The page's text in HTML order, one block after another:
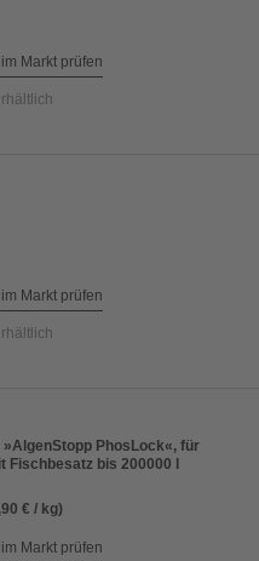
Markt prüfen
Markt prüfen
»AlgenStopp PhosLock«, für
Fischbesatz bis 200000 l
€ / kg)
Markt prüfen